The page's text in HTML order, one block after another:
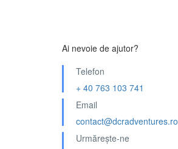
Ai nevoie de ajutor?
Telefon
+ 40 763 103 741
Email
contact@dcradventures.ro
Urmărește-ne